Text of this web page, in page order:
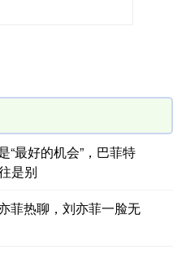
“最好的机会”，巴菲特
是别
菲热聊，刘亦菲一脸无